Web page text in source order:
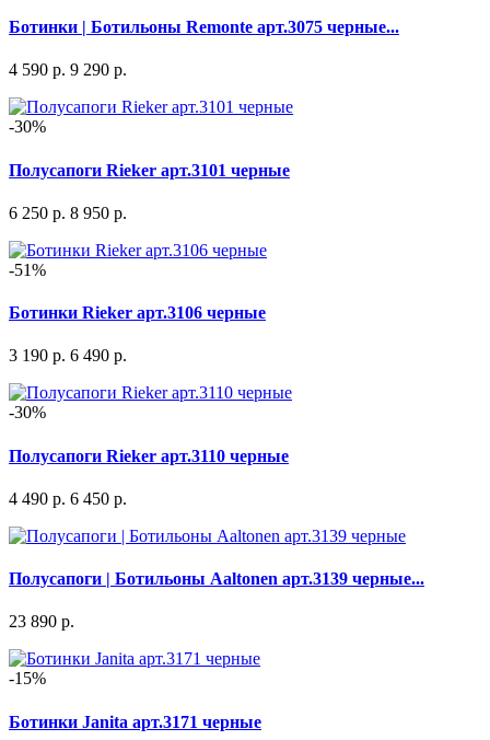
Ботинки | Ботильоны Remonte арт.3075 черные...
4 590 р. 9 290 р.
-30%
Полусапоги Rieker арт.3101 черные
6 250 р. 8 950 р.
-51%
Ботинки Rieker арт.3106 черные
3 190 р. 6 490 р.
-30%
Полусапоги Rieker арт.3110 черные
4 490 р. 6 450 р.
Полусапоги | Ботильоны Aaltonen арт.3139 черные...
23 890 р.
-15%
Ботинки Janita арт.3171 черные